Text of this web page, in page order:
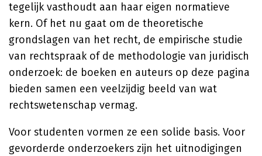
tegelijk vasthoudt aan haar eigen normatieve
kern. Of het nu gaat om de theoretische
grondslagen van het recht, de empirische studie
van rechtspraak of de methodologie van juridisch
onderzoek: de boeken en auteurs op deze pagina
bieden samen een veelzijdig beeld van wat
rechtswetenschap vermag.
Voor studenten vormen ze een solide basis. Voor
gevorderde onderzoekers zijn het uitnodigingen